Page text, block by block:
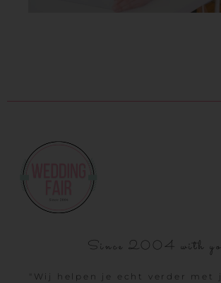
Since 2004 with
"Wij helpen je echt verder met